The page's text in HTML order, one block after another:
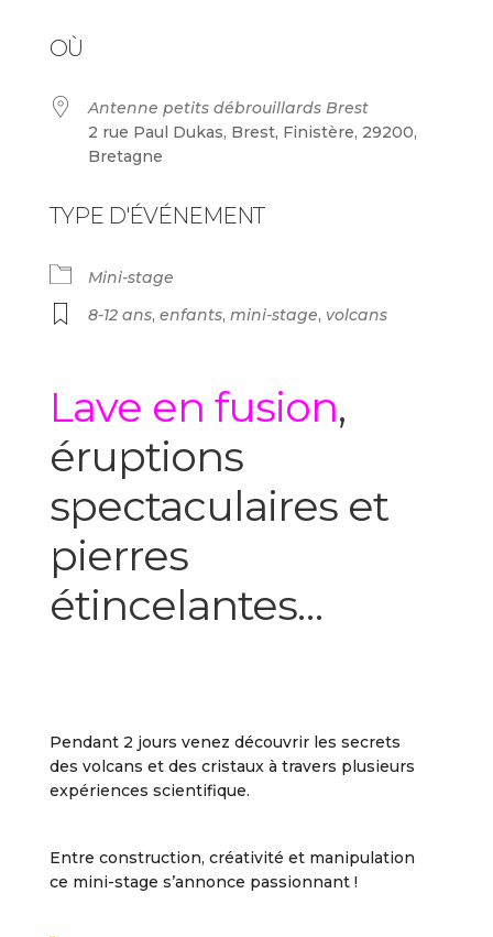
OÙ
Antenne petits débrouillards Brest
2 rue Paul Dukas, Brest, Finistère, 29200,
Bretagne
TYPE D'ÉVÉNEMENT
Mini-stage
8-12 ans, enfants, mini-stage, volcans
Lave en fusion,
éruptions
spectaculaires et
pierres
étincelantes…
Pendant 2 jours venez découvrir les secrets
des volcans et des cristaux à travers plusieurs
expériences scientifique.
Entre construction, créativité et manipulation
ce mini-stage s’annonce passionnant !